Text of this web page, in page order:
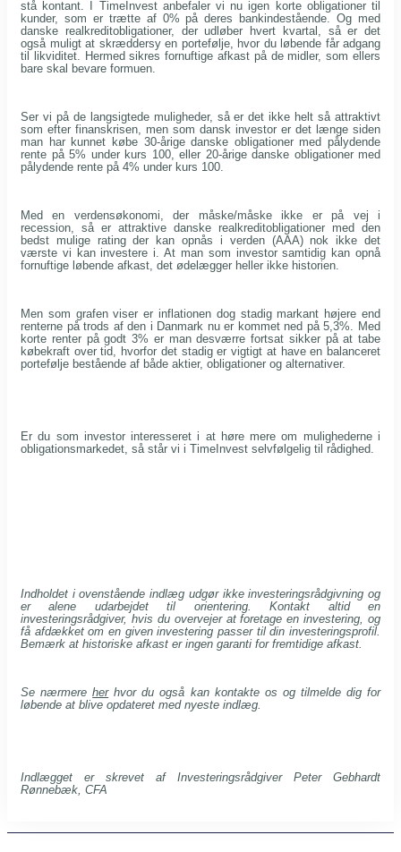
stå kontant. I TimeInvest anbefaler vi nu igen korte obligationer til
kunder, som er trætte af 0% på deres bankindestående. Og med
danske realkreditobligationer, der udløber hvert kvartal, så er det
også muligt at skræddersy en portefølje, hvor du løbende får adgang
til likviditet. Hermed sikres fornuftige afkast på de midler, som ellers
bare skal bevare formuen.
Ser vi på de langsigtede muligheder, så er det ikke helt så attraktivt
som efter finanskrisen, men som dansk investor er det længe siden
man har kunnet købe 30-årige danske obligationer med pålydende
rente på 5% under kurs 100, eller 20-årige danske obligationer med
pålydende rente på 4% under kurs 100.
Med en verdensøkonomi, der måske/måske ikke er på vej i
recession, så er attraktive danske realkreditobligationer med den
bedst mulige rating der kan opnås i verden (AAA) nok ikke det
værste vi kan investere i. At man som investor samtidig kan opnå
fornuftige løbende afkast, det ødelægger heller ikke historien.
Men som grafen viser er inflationen dog stadig markant højere end
renterne på trods af den i Danmark nu er kommet ned på 5,3%. Med
korte renter på godt 3% er man desværre fortsat sikker på at tabe
købekraft over tid, hvorfor det stadig er vigtigt at have en balanceret
portefølje bestående af både aktier, obligationer og alternativer.
Er du som investor interesseret i at høre mere om mulighederne i
obligationsmarkedet, så står vi i TimeInvest selvfølgelig til rådighed.
Indholdet i ovenstående indlæg udgør ikke investeringsrådgivning og
er alene udarbejdet til orientering. Kontakt altid en
investeringsrådgiver, hvis du overvejer at foretage en investering, og
få afdækket om en given investering passer til din investeringsprofil.
Bemærk at historiske afkast er ingen garanti for fremtidige afkast.
Se nærmereherhvor du også kan kontakte os og tilmelde dig for
løbende at blive opdateret med nyeste indlæg.
Indlægget er skrevet af Investeringsrådgiver Peter Gebhardt
Rønnebæk, CFA